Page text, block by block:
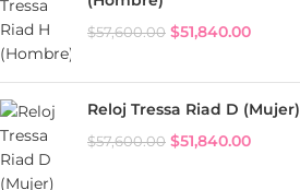
$57,600.00 $51,840.00
Reloj Tressa Riad D (Mujer)
$57,600.00 $51,840.00